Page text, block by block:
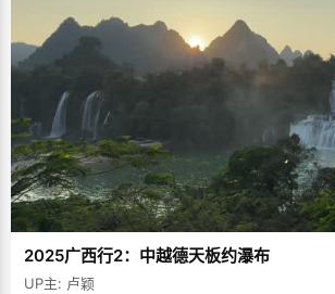
2025广西行2：中越德天板约瀑布
UP主: 卢颖